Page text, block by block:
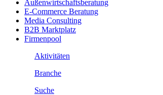
Außenwirtschaftsberatung
E-Commerce Beratung
Media Consulting
B2B Marktplatz
Firmenpool
Aktivitäten
Branche
Suche